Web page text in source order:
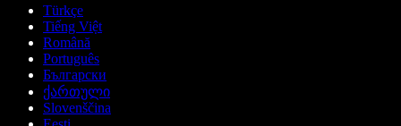
Türkçe
Tiếng Việt
Română
Português
Български
ქართული
Slovenščina